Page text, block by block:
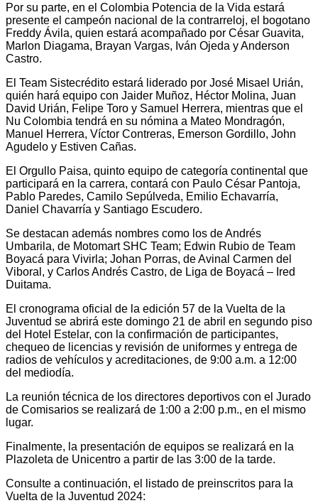
Por su parte, en el Colombia Potencia de la Vida estará
presente el campeón nacional de la contrarreloj, el bogotano
Freddy Ávila, quien estará acompañado por César Guavita,
Marlon Diagama, Brayan Vargas, Iván Ojeda y Anderson
Castro.
El Team Sistecrédito estará liderado por José Misael Urián,
quién hará equipo con Jaider Muñoz, Héctor Molina, Juan
David Urián, Felipe Toro y Samuel Herrera, mientras que el
Nu Colombia tendrá en su nómina a Mateo Mondragón,
Manuel Herrera, Víctor Contreras, Emerson Gordillo, John
Agudelo y Estiven Cañas.
El Orgullo Paisa, quinto equipo de categoría continental que
participará en la carrera, contará con Paulo César Pantoja,
Pablo Paredes, Camilo Sepúlveda, Emilio Echavarría,
Daniel Chavarría y Santiago Escudero.
Se destacan además nombres como los de Andrés
Umbarila, de Motomart SHC Team; Edwin Rubio de Team
Boyacá para Vivirla; Johan Porras, de Avinal Carmen del
Viboral, y Carlos Andrés Castro, de Liga de Boyacá – Ired
Duitama.
El cronograma oficial de la edición 57 de la Vuelta de la
Juventud se abrirá este domingo 21 de abril en segundo piso
del Hotel Estelar, con la confirmación de participantes,
chequeo de licencias y revisión de uniformes y entrega de
radios de vehículos y acreditaciones, de 9:00 a.m. a 12:00
del mediodía.
La reunión técnica de los directores deportivos con el Jurado
de Comisarios se realizará de 1:00 a 2:00 p.m., en el mismo
lugar.
Finalmente, la presentación de equipos se realizará en la
Plazoleta de Unicentro a partir de las 3:00 de la tarde.
Consulte a continuación, el listado de preinscritos para la
Vuelta de la Juventud 2024: